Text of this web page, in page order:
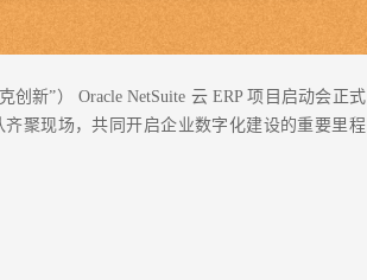
新”） Oracle NetSuite 云 ERP 项目启动会正式
齐聚现场，共同开启企业数字化建设的重要里程